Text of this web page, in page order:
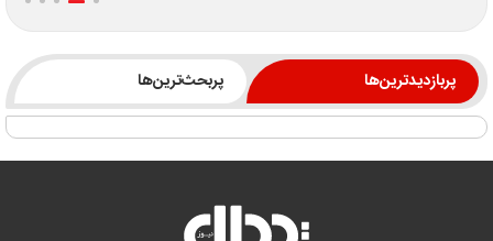
پربازدیدترین‌ها پربحث‌ترین‌ها